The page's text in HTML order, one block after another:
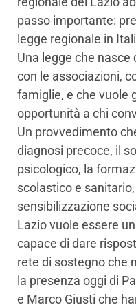
passo importante:
legge regionale in
Una legge che nasce
con le associazioni,
famiglie, e che vuole
opportunità a chi
Un provvedimento
diagnosi precoce, il
psicologico, la
scolastico e
sensibilizzazione
Lazio vuole essere
capace di dare
rete di sostegno che
la presenza oggi di
e Marco Giusti che